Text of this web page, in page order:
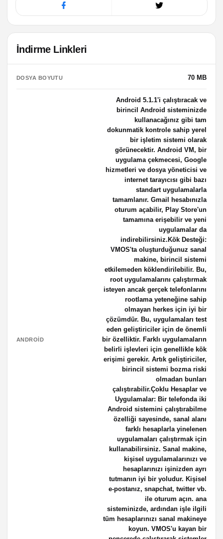
İndirme Linkleri
DOSYA BOYUTU 70 MB
ANDROID
Android 5.1.1'i çalıştıracak ve
birincil Android sisteminizde
kullanacağınız gibi tam
dokunmatik kontrole sahip yerel
bir işletim sistemi olarak
görünecektir. Android VM, bir
uygulama çekmecesi, Google
hizmetleri ve dosya yöneticisi ve
internet tarayıcısı gibi bazı
standart uygulamalarla
tamamlanır. Gmail hesabınızla
oturum açabilir, Play Store'un
tamamına erişebilir ve yeni
uygulamalar da
indirebilirsiniz.Kök Desteği:
VMOS'ta oluşturduğunuz sanal
makine, birincil sistemi
etkilemeden köklendirilebilir. Bu,
root uygulamalarını çalıştırmak
isteyen ancak gerçek telefonlarını
rootlama yeteneğine sahip
olmayan herkes için iyi bir
çözümdür. Bu, uygulamaları test
eden geliştiriciler için de önemli
bir özelliktir. Farklı uygulamaların
belirli işlevleri için genellikle kök
erişimi gerekir. Artık geliştiriciler,
birincil sistemi bozma riski
olmadan bunları
çalıştırabilir.Çoklu Hesaplar ve
Uygulamalar: Bir telefonda iki
Android sistemini çalıştırabilme
özelliği sayesinde, sanal alanı
farklı hesaplarla yinelenen
uygulamaları çalıştırmak için
kullanabilirsiniz. Sanal makine,
kişisel uygulamalarınızı ve
hesaplarınızı işinizden ayrı
tutmanın iyi bir yoludur. Kişisel
e-postanız, snapchat, twitter vb.
ile oturum açın. ana
sisteminizde, ardından işle ilgili
tüm hesaplarınızı sanal makineye
koyun. VMOS'u kayan bir